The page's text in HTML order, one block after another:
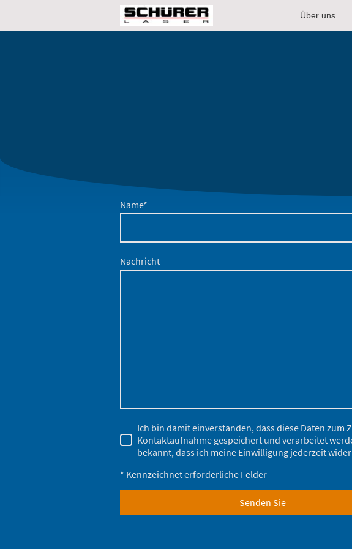
Über uns
Name*
Nachricht
Ich bin damit einverstanden, dass diese Daten zum
Kontaktaufnahme gespeichert und verarbeitet
bekannt, dass ich meine Einwilligung jederzeit
* Kennzeichnet erforderliche Felder
Senden Sie